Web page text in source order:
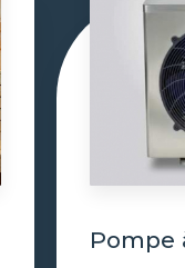
Pompe